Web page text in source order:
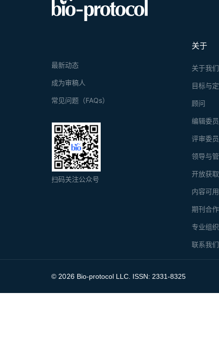
关于
关于我们
目标与
顾问
编辑委
评审委
领导与
开放获
内容可
期刊合
专业组
联系我们
最新动态
成为审稿人
常见问题（FAQs）
扫码关注公众号
© 2026 Bio-protocol LLC. ISSN: 2331-8325